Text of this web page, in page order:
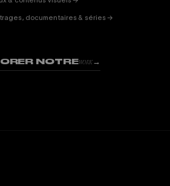
documentaires & séries →
NOTREWORK→